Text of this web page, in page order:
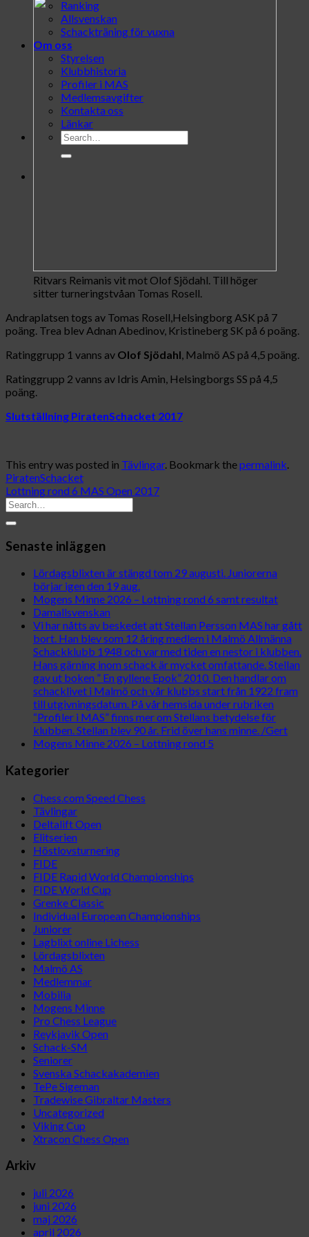
Ranking
Allsvenskan
Schackträning för vuxna
Om oss
Styrelsen
Klubbhistoria
Profiler i MAS
Medlemsavgifter
Kontakta oss
Länkar
Ritvars Reimanis vit mot Olof Sjödahl. Till höger
sitter turneringstvåan Tomas Rosell.
Andraplatsen togs av Tomas Rosell,Helsingborg ASK på 7
poäng. Trea blev Adnan Abedinov, Kristineberg SK på 6 poäng.
Ratinggrupp 1 vanns av Olof Sjödahl, Malmö AS på 4,5 poäng.
Ratinggrupp 2 vanns av Idris Amin, Helsingborgs SS på 4,5
poäng.
Slutställning PiratenSchacket 2017
This entry was posted in Tävlingar. Bookmark thepermalink.
PiratenSchacket
Lottning rond 6 MAS Open 2017
Senaste inläggen
Lördagsblixten är stängd tom 29 augusti. Juniorerna
börjar igen den 19 aug.
Mogens Minne 2026 – Lottning rond 6 samt resultat
Damallsvenskan
Vi har nåtts av beskedet att Stellan Persson MAS har gått
bort. Han blev som 12 åring medlem i Malmö Allmänna
Schackklubb 1948 och var med tiden en nestor i klubben.
Hans gärning inom schack är mycket omfattande. Stellan
gav ut boken ” En gyllene Epok” 2010. Den handlar om
schacklivet i Malmö och vår klubbs start från 1922 fram
till utgivningsdatum. På vår hemsida under rubriken
“Profiler i MAS” finns mer om Stellans betydelse för
klubben. Stellan blev 90 år. Frid över hans minne. /Gert
Mogens Minne 2026 – Lottning rond 5
Kategorier
Chess.com Speed Chess
Tävlingar
Deltalift Open
Elitserien
Höstlovsturnering
FIDE
FIDE Rapid World Championships
FIDE World Cup
Grenke Classic
Individual European Championships
Juniorer
Lagblixt online Lichess
Lördagsblixten
Malmö AS
Medlemmar
Mobilia
Mogens Minne
Pro Chess League
Reykjavik Open
Schack-SM
Seniorer
Svenska Schackakademien
TePe Sigeman
Tradewise Gibraltar Masters
Uncategorized
Viking Cup
Xtracon Chess Open
Arkiv
juli 2026
juni 2026
maj 2026
april 2026